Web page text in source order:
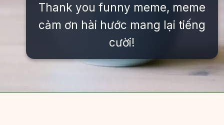
Thank you funny meme, meme
cảm ơn hài hước mang lại tiếng
cười!